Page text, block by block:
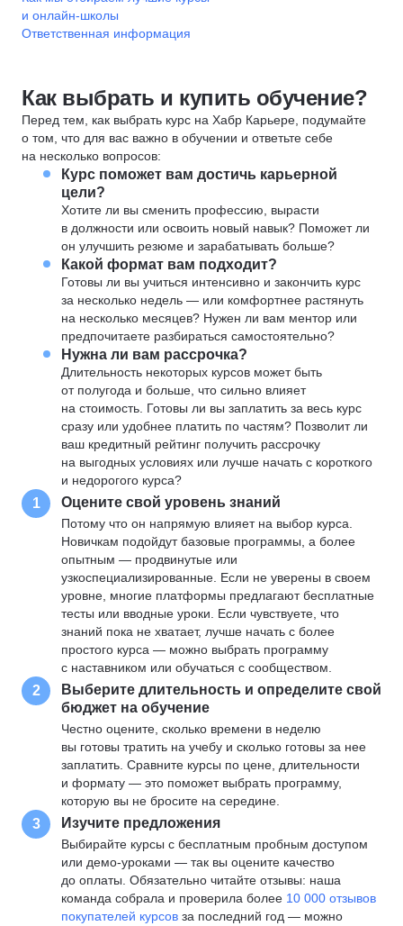
и онлайн-школы
Ответственная информация
Как выбрать и купить обучение?
Перед тем, как выбрать курс на Хабр Карьере, подумайте
о том, что для вас важно в обучении и ответьте себе
на несколько вопросов:
Курс поможет вам достичь карьерной
цели?
Хотите ли вы сменить профессию, вырасти
в должности или освоить новый навык? Поможет ли
он улучшить резюме и зарабатывать больше?
Какой формат вам подходит?
Готовы ли вы учиться интенсивно и закончить курс
за несколько недель — или комфортнее растянуть
на несколько месяцев? Нужен ли вам ментор или
предпочитаете разбираться самостоятельно?
Нужна ли вам рассрочка?
Длительность некоторых курсов может быть
от полугода и больше, что сильно влияет
на стоимость. Готовы ли вы заплатить за весь курс
сразу или удобнее платить по частям? Позволит ли
ваш кредитный рейтинг получить рассрочку
на выгодных условиях или лучше начать с короткого
и недорогого курса?
1 Оцените свой уровень знаний
Потому что он напрямую влияет на выбор курса.
Новичкам подойдут базовые программы, а более
опытным — продвинутые или
узкоспециализированные. Если не уверены в своем
уровне, многие платформы предлагают бесплатные
тесты или вводные уроки. Если чувствуете, что
знаний пока не хватает, лучше начать с более
простого курса — можно выбрать программу
с наставником или обучаться с сообществом.
2
Выберите длительность и определите свой
бюджет на обучение
Честно оцените, сколько времени в неделю
вы готовы тратить на учебу и сколько готовы за нее
заплатить. Сравните курсы по цене, длительности
и формату — это поможет выбрать программу,
которую вы не бросите на середине.
3 Изучите предложения
Выбирайте курсы с бесплатным пробным доступом
или демо-уроками — так вы оцените качество
до оплаты. Обязательно читайте отзывы: наша
команда собрала и проверила более 10 000 отзывов
покупателей курсов за последний год — можно